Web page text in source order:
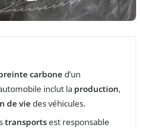
carbone d’un
inclut la production,
de vie des véhicules.
transports est responsable